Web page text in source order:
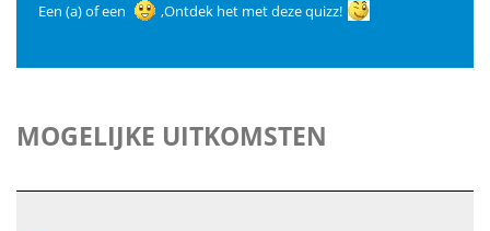
Een (a) of een
,Ontdek het met deze quizz!
MOGELIJKE UITKOMSTEN